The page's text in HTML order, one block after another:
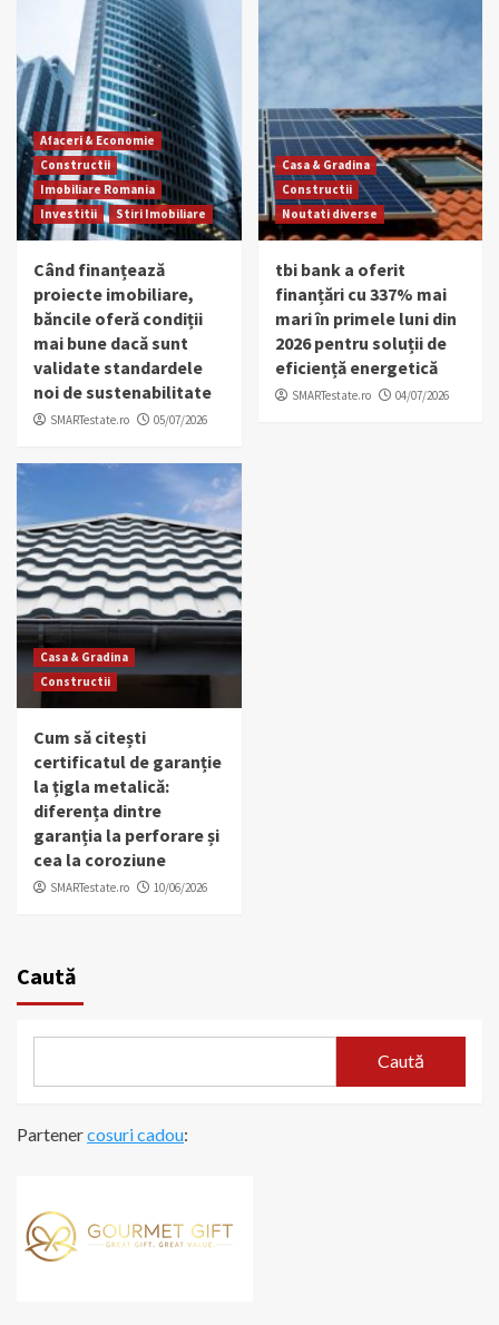
Afaceri & Economie
Constructii
Imobiliare Romania
Investitii
Stiri Imobiliare
Când finanțează
proiecte imobiliare,
băncile oferă condiții
mai bune dacă sunt
validate standardele
noi de sustenabilitate
SMARTestate.ro 05/07/2026
Casa & Gradina
Constructii
Noutati diverse
tbi bank a oferit
finanțări cu 337% mai
mari în primele luni din
2026 pentru soluții de
eficiență energetică
SMARTestate.ro 04/07/2026
Casa & Gradina
Constructii
Cum să citești
certificatul de garanție
la țigla metalică:
diferența dintre
garanția la perforare și
cea la coroziune
SMARTestate.ro 10/06/2026
Caută
Caută
Partenercosuri cadou: